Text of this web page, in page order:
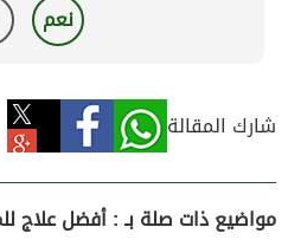
نعم
شارك المقالة
مواضيع ذات صلة بـ : أفضل علاج